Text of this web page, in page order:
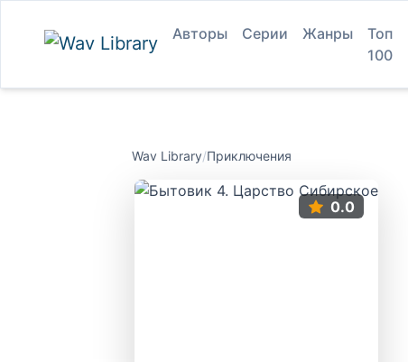
Авторы Серии Жанры
Топ
100
Wav Library/Приключения
0.0